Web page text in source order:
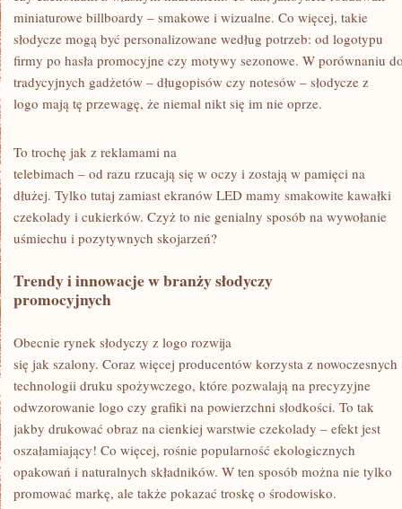
miniaturowe billboardy – smakowe i wizualne. Co więcej, takie
słodycze mogą być personalizowane według potrzeb: od logotypu
firmy po hasła promocyjne czy motywy sezonowe. W porównaniu
tradycyjnych gadżetów – długopisów czy notesów – słodycze z
logo mają tę przewagę, że niemal nikt się im nie oprze.
To trochę jak z reklamami na
telebimach – od razu rzucają się w oczy i zostają w pamięci na
dłużej. Tylko tutaj zamiast ekranów LED mamy smakowite kawałki
czekolady i cukierków. Czyż to nie genialny sposób na wywołanie
uśmiechu i pozytywnych skojarzeń?
Trendy i innowacje w branży słodyczy
promocyjnych
Obecnie rynek słodyczy z logo rozwija
się jak szalony. Coraz więcej producentów korzysta z nowoczesnych
technologii druku spożywczego, które pozwalają na precyzyjne
odwzorowanie logo czy grafiki na powierzchni słodkości. To tak
jakby drukować obraz na cienkiej warstwie czekolady – efekt jest
oszałamiający! Co więcej, rośnie popularność ekologicznych
opakowań i naturalnych składników. W ten sposób można nie tylko
promować markę, ale także pokazać troskę o środowisko.